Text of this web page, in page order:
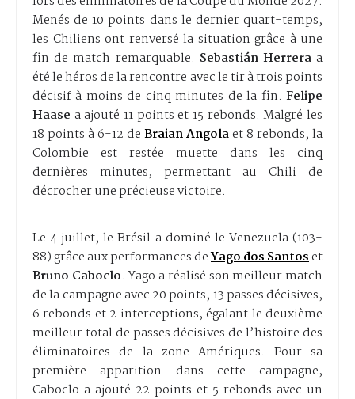
Menés de 10 points dans le dernier quart-temps,
les Chiliens ont renversé la situation grâce à une
fin de match remarquable. Sebastián Herreraa
été le héros de la rencontre avec le tir à trois points
décisif à moins de cinq minutes de la fin. Felipe
Haase a ajouté 11 points et 15 rebonds. Malgré les
18 points à 6-12 de Braian Angola et 8 rebonds, la
Colombie est restée muette dans les cinq
dernières minutes, permettant au Chili de
décrocher une précieuse victoire.
Le 4 juillet, le Brésil a dominé le Venezuela (103-
88) grâce aux performances deYago dos Santoset
Bruno Caboclo. Yago a réalisé son meilleur match
de la campagne avec 20 points, 13 passes décisives,
6 rebonds et 2 interceptions, égalant le deuxième
meilleur total de passes décisives de l’histoire des
éliminatoires de la zone Amériques. Pour sa
première apparition dans cette campagne,
Caboclo a ajouté 22 points et 5 rebonds avec un